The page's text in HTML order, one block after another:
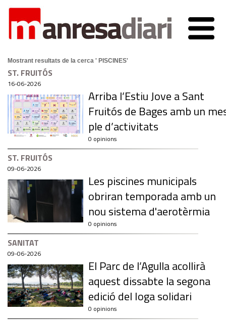
Mostrant resultats de la cerca ' PISCINES'
ST. FRUITÓS
16-06-2026
Arriba l’Estiu Jove a Sant
Fruitós de Bages amb un
ple d’activitats
0 opinions
ST. FRUITÓS
09-06-2026
Les piscines municipals
obriran temporada amb un
nou sistema d'aerotèrmia
0 opinions
SANITAT
09-06-2026
El Parc de l’Agulla acollirà
aquest dissabte la segona
edició del Ioga solidari
0 opinions